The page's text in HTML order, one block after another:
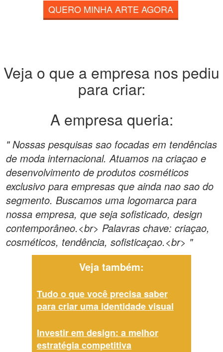
QUERO MINHA ARTE AGORA
Veja o que a empresa nos pediu
para criar:
A empresa queria:
" Nossas pesquisas sao focadas em tendências
de moda internacional. Atuamos na criaçao e
desenvolvimento de produtos cosméticos
exclusivo para empresas que ainda nao sao do
segmento. Buscamos uma logomarca para
nossa empresa, que seja sofisticado, design
contemporâneo.<br> Palavras chave: criaçao,
cosméticos, tendência, sofisticaçao.<br> "
Veja também:
Tudo o que você precisa saber
para criar uma identidade visual
Investir em design: a melhor
estratégia competitiva